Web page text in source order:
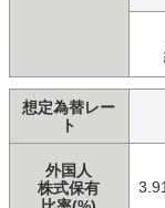
想定為替レー
ト
外国人
株式保有